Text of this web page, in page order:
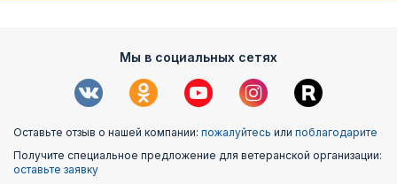
Мы в социальных сетях
Оставьте отзыв о нашей компании: пожалуйтесь или поблагодарите
Получите специальное предложение для ветеранской организации:
оставьте заявку